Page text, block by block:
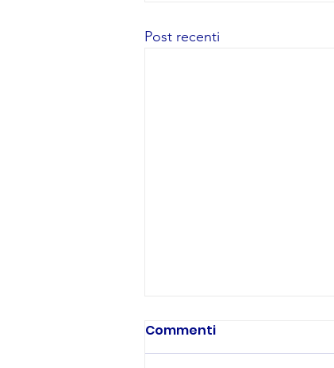
Post recenti
Commenti